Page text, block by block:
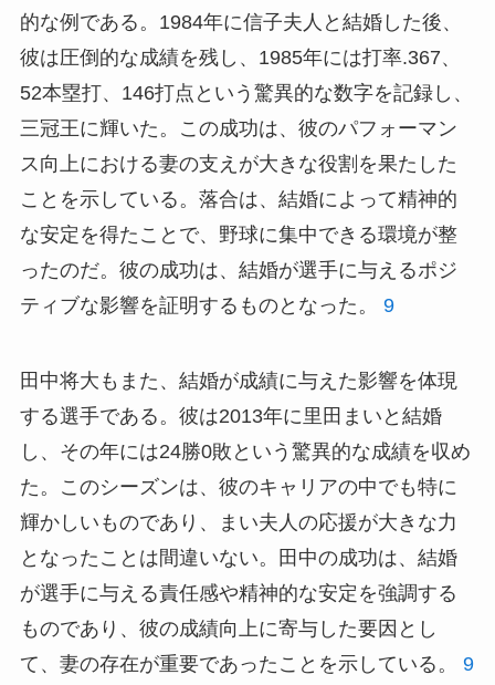
的な例である。1984年に信子夫人と結婚した後、
彼は圧倒的な成績を残し、1985年には打率.367、
52本塁打、146打点という驚異的な数字を記録し、
三冠王に輝いた。この成功は、彼のパフォーマン
ス向上における妻の支えが大きな役割を果たした
ことを示している。落合は、結婚によって精神的
な安定を得たことで、野球に集中できる環境が整
ったのだ。彼の成功は、結婚が選手に与えるポジ
ティブな影響を証明するものとなった。 9
田中将大もまた、結婚が成績に与えた影響を体現
する選手である。彼は2013年に里田まいと結婚
し、その年には24勝0敗という驚異的な成績を収め
た。このシーズンは、彼のキャリアの中でも特に
輝かしいものであり、まい夫人の応援が大きな力
となったことは間違いない。田中の成功は、結婚
が選手に与える責任感や精神的な安定を強調する
ものであり、彼の成績向上に寄与した要因とし
て、妻の存在が重要であったことを示している。 9